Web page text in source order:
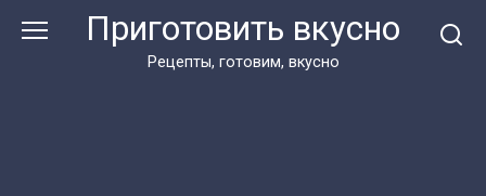
Приготовить вкусно
Рецепты, готовим, вкусно